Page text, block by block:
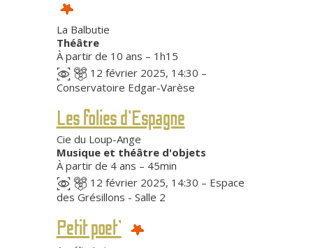
La Balbutie
Théâtre
À partir de 10 ans – 1h15
12 février 2025, 14:30 –
Conservatoire Edgar-Varèse
Les folies d’Espagne
Cie du Loup-Ange
Musique et théâtre d'objets
À partir de 4 ans – 45min
12 février 2025, 14:30 – Espace
des Grésillons - Salle 2
Petit poet’